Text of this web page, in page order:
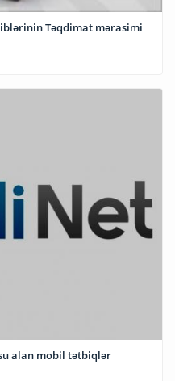
Təqdimat mərasimi
alan mobil tətbiqlər